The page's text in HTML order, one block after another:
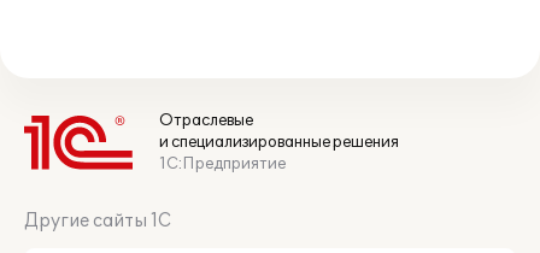
Отраслевые
и специализированные решения
1С:Предприятие
Другие сайты 1С